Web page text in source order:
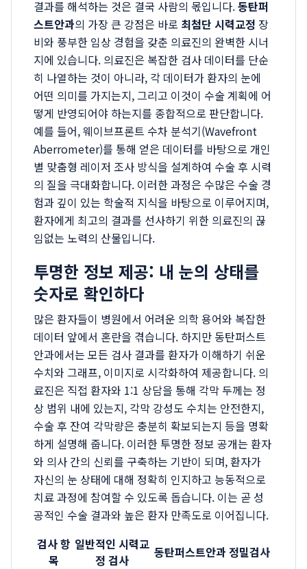
결과를 해석하는 것은 결국 사람의 몫입니다.동탄퍼
스트안과의 가장 큰 강점은 바로 최첨단 시력교정 장
비와 풍부한 임상 경험을 갖춘 의료진의 완벽한 시너
지에 있습니다. 의료진은 복잡한 검사 데이터를 단순
히 나열하는 것이 아니라, 각 데이터가 환자의 눈에
어떤 의미를 가지는지, 그리고 이것이 수술 계획에 어
떻게 반영되어야 하는지를 종합적으로 판단합니다.
예를 들어, 웨이브프론트 수차 분석기(Wavefront
Aberrometer)를 통해 얻은 데이터를 바탕으로 개인
별 맞춤형 레이저 조사 방식을 설계하여 수술 후 시력
의 질을 극대화합니다. 이러한 과정은 수많은 수술 경
험과 깊이 있는 학술적 지식을 바탕으로 이루어지며,
환자에게 최고의 결과를 선사하기 위한 의료진의 끊
임없는 노력의 산물입니다.
투명한 정보 제공: 내 눈의 상태를
숫자로 확인하다
많은 환자들이 병원에서 어려운 의학 용어와 복잡한
데이터 앞에서 혼란을 겪습니다. 하지만 동탄퍼스트
안과에서는 모든 검사 결과를 환자가 이해하기 쉬운
수치와 그래프, 이미지로 시각화하여 제공합니다. 의
료진은 직접 환자와 1:1 상담을 통해 각막 두께는 정
상 범위 내에 있는지, 각막 강성도 수치는 안전한지,
수술 후 잔여 각막량은 충분히 확보되는지 등을 명확
하게 설명해 줍니다. 이러한 투명한 정보 공개는 환자
와 의사 간의 신뢰를 구축하는 기반이 되며, 환자가
자신의 눈 상태에 대해 정확히 인지하고 능동적으로
치료 과정에 참여할 수 있도록 돕습니다. 이는 곧 성
공적인 수술 결과와 높은 환자 만족도로 이어집니다.
검사 항
목
일반적인 시력교
정 검사
동탄퍼스트안과 정밀검사